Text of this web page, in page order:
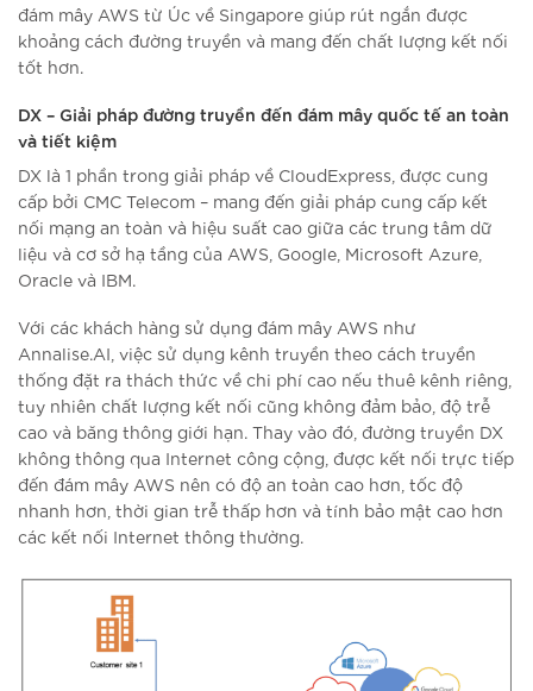
đám mây AWS từ Úc về Singapore giúp rút ngắn được
khoảng cách đường truyền và mang đến chất lượng kết nối
tốt hơn.
DX – Giải pháp đường truyền đến đám mây quốc tế an toàn
và tiết kiệm
DX là 1 phần trong giải pháp về CloudExpress, được cung
cấp bởi CMC Telecom – mang đến giải pháp cung cấp kết
nối mạng an toàn và hiệu suất cao giữa các trung tâm dữ
liệu và cơ sở hạ tầng của AWS, Google, Microsoft Azure,
Oracle và IBM.
Với các khách hàng sử dụng đám mây AWS như
Annalise.AI, việc sử dụng kênh truyền theo cách truyền
thống đặt ra thách thức về chi phí cao nếu thuê kênh riêng,
tuy nhiên chất lượng kết nối cũng không đảm bảo, độ trễ
cao và băng thông giới hạn. Thay vào đó, đường truyền DX
không thông qua Internet công cộng, được kết nối trực tiếp
đến đám mây AWS nên có độ an toàn cao hơn, tốc độ
nhanh hơn, thời gian trễ thấp hơn và tính bảo mật cao hơn
các kết nối Internet thông thường.